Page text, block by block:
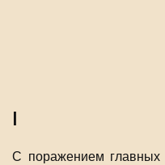
I
С поражением главных